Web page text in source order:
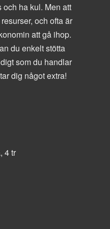
ha kul. Men att
och ofta är
att gå ihop.
du enkelt stötta
som du handlar
dig något extra!
4 tr